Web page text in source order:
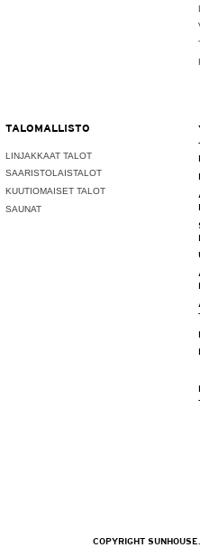
TALOMALLISTO
LINJAKKAAT TALOT
SAARISTOLAISTALOT
KUUTIOMAISET TALOT
SAUNAT
COPYRIGHT